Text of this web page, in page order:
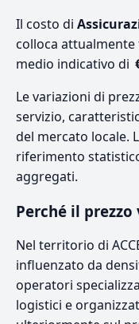
Il costo di
colloca attualmente
medio indicativo di
Le variazioni di
servizio,
del mercato locale.
riferimento
aggregati.
Perché il prezzo
Nel territorio di
influenzato da
operatori
logistici e